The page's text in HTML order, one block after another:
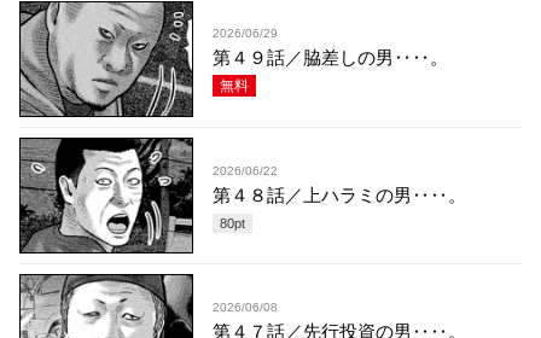
2026/06/29
第４９話／脇差しの男‥‥。
無料
2026/06/22
第４８話／上ハラミの男‥‥。
80pt
2026/06/08
第４７話／先行投資の男‥‥。